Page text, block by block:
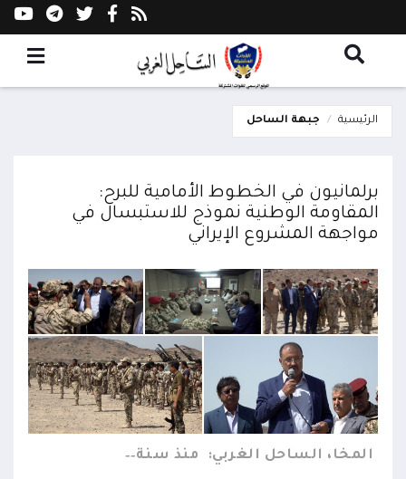
الرئيسية جبهة الساحل
برلمانيون في الخطوط الأمامية للبرح:
المقاومة الوطنية نموذج للاستبسال في
مواجهة المشروع الإيراني
المخا، الساحل الغربي: منذ سنة